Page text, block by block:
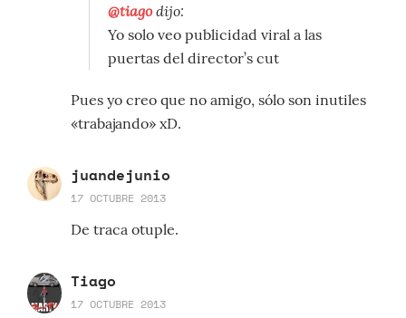
@tiagodijo:
Yo solo veo publicidad viral a las
puertas del director’s cut
Pues yo creo que no amigo, sólo son inutiles
«trabajando» xD.
juandejunio
17 OCTUBRE 2013
De traca otuple.
Tiago
17 OCTUBRE 2013